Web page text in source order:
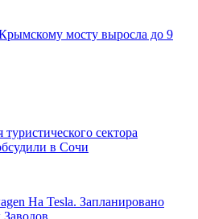
мосту выросла до 9
сектора
в Сочи
На Tesla. Запланировано